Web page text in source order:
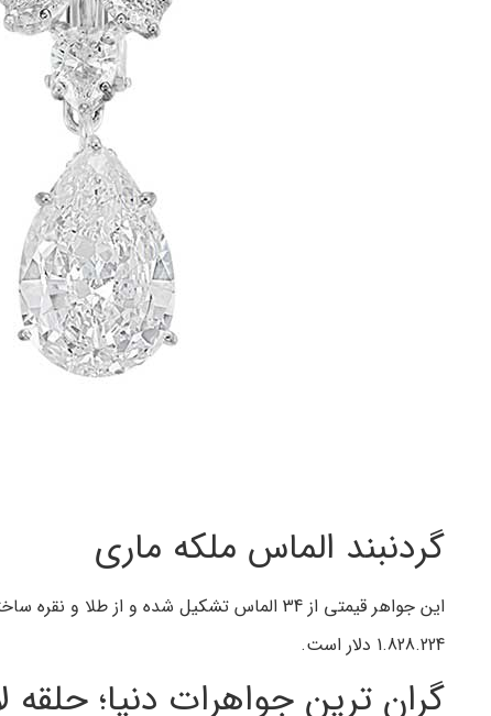
گردنبند الماس ملکه ماری
این جواهر قیمتی از 34 الماس تشکیل شده
1.828.224 دلار است.
گران ترین جواهرات دنیا؛